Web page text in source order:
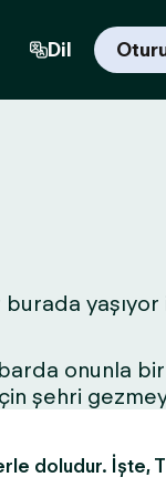
Dil
onunla
şehri
doludur. İşte,